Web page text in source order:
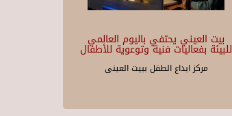
بيت العيني يحتفي باليوم العالمي
للبيئة بفعاليات فنية وتوعوية للأطفال
مركز ابداع الطفل ببيت العينى